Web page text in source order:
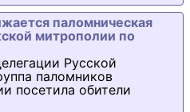
паломническая
митрополии по
Русской
паломников
посетила обители